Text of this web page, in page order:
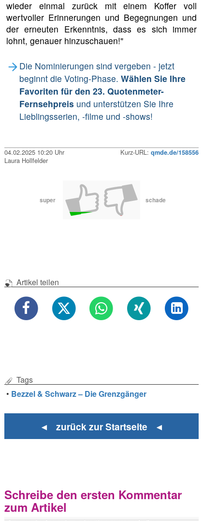
wieder einmal zurück mit einem Koffer voll
wertvoller Erinnerungen und Begegnungen und
der erneuten Erkenntnis, dass es sich immer
lohnt, genauer hinzuschauen!"
Die Nominierungen sind vergeben - jetzt
beginnt die Voting-Phase. Wählen Sie Ihre
Favoriten für den 23. Quotenmeter-
Fernsehpreis und unterstützen Sie Ihre
Lieblingsserien, -filme und -shows!
04.02.2025 10:20 Uhr Kurz-URL: qmde.de/158556
Laura Hollfelder
super schade
Artikel teilen
Tags
• Bezzel & Schwarz – Die Grenzgänger
◄ zurück zur Startseite ◄
Schreibe den ersten Kommentar
zum Artikel